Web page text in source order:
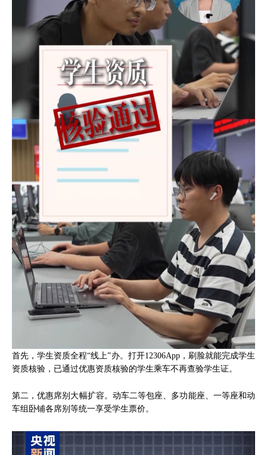
首先，学生资质全程“线上”办。打开12306App，刷脸就能完成学生
资质核验，已通过优惠资质核验的学生乘车不再查验学生证。
第二，优惠席别大幅扩容。动车二等包座、多功能座、一等座和动
车组卧铺各席别等统一享受学生票价。